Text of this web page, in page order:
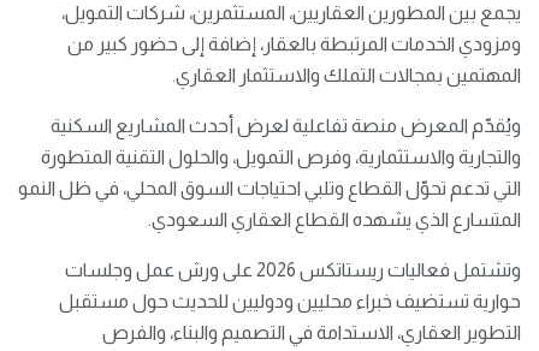
يجمع بين المطورين العقاريين، المستثمرين، شركات التمويل،
ومزودي الخدمات المرتبطة بالعقار، إضافة إلى حضور كبير من
المهتمين بمجالات التملك والاستثمار العقاري.
ويُقدّم المعرض منصة تفاعلية لعرض أحدث المشاريع السكنية
والتجارية والاستثمارية، وفرص التمويل، والحلول التقنية المتطورة
التي تدعم تحوّل القطاع وتلبي احتياجات السوق المحلي، في ظل النمو
المتسارع الذي يشهده القطاع العقاري السعودي.
وتشتمل فعاليات ريستاتكس 2026 على ورش عمل وجلسات
حوارية تستضيف خبراء محليين ودوليين للحديث حول مستقبل
التطوير العقاري، الاستدامة في التصميم والبناء، والفرص